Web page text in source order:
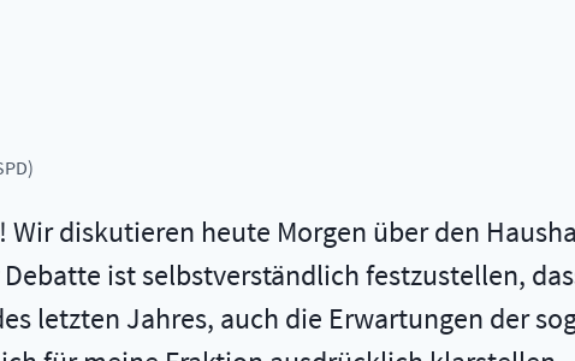
diskutieren heute Morgen über den
ist selbstverständlich festzustellen,
letzten Jahres, auch die Erwartungen der